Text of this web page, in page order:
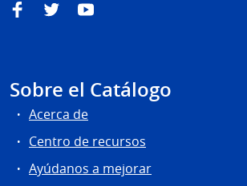
FacebookTwitterYouTube
Sobre el Catálogo
Acerca de
Centro de recursos
Ayúdanos a mejorar